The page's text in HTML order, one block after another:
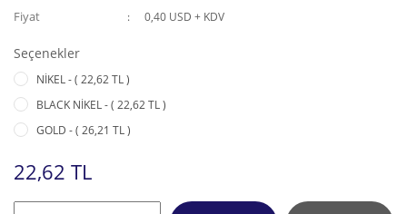
Fiyat 0,40 USD + KDV
Seçenekler
NİKEL - ( 22,62 TL )
BLACK NİKEL - ( 22,62 TL )
GOLD - ( 26,21 TL )
22,62 TL